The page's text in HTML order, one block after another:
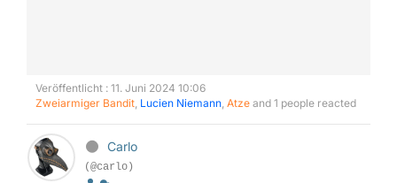
Veröffentlicht : 11. Juni 2024 10:06
Zweiarmiger Bandit, Lucien Niemann, Atze and 1 people reacted
Carlo
(@carlo)